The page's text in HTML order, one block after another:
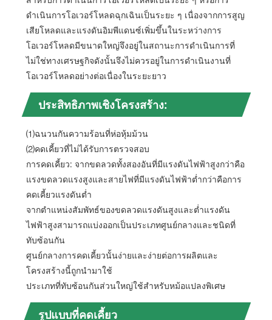
ดำเนินการโอเวอร์โหลดฉุกเฉินเป็นระยะ ๆ เนื่องจากการสูญ
เสียโหลดและแรงดันอิมพีแดนซ์เพิ่มขึ้นในระหว่างการ
โอเวอร์โหลดมีขนาดใหญ่จึงอยู่ในสถานะการดำเนินการที่
ไม่ใช่ทางเศรษฐกิจดังนั้นจึงไม่ควรอยู่ในการดำเนินงานที่
โอเวอร์โหลดอย่างต่อเนื่องในระยะยาว
ประสิทธิภาพเชิงโครงสร้าง:
⑴ฉนวนกันความร้อนที่ห่อหุ้มม้วน
⑵คดเคี้ยวที่ไม่ได้รับการตรวจสอบ
การคดเคี้ยว: จากขดลวดทั้งสองอันที่มีแรงดันไฟฟ้าสูงกว่าคือ
แรงขดลวดแรงสูงและสายไฟที่มีแรงดันไฟฟ้าต่ำกว่าคือการ
คดเคี้ยวแรงดันต่ำ
จากตำแหน่งสัมพัทธ์ของขดลวดแรงดันสูงและต่ำแรงดัน
ไฟฟ้าสูงสามารถแบ่งออกเป็นประเภทศูนย์กลางและชนิดที่
ทับซ้อนกัน
ศูนย์กลางการคดเคี้ยวนั้นง่ายและง่ายต่อการผลิตและ
โครงสร้างนี้ถูกนำมาใช้
ประเภทที่ทับซ้อนกันส่วนใหญ่ใช้สำหรับหม้อแปลงพิเศษ
รูปแบบที่คดเคี้ยว